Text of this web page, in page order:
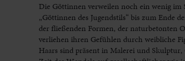
Die Göttinnen verweilen noch ein wenig im
„Göttinnen des Jugendstils“ bis zum Ende
der fließenden Formen, der naturbetonten
verliehen ihren Gefühlen durch weibliche
Haars sind präsent in Malerei und